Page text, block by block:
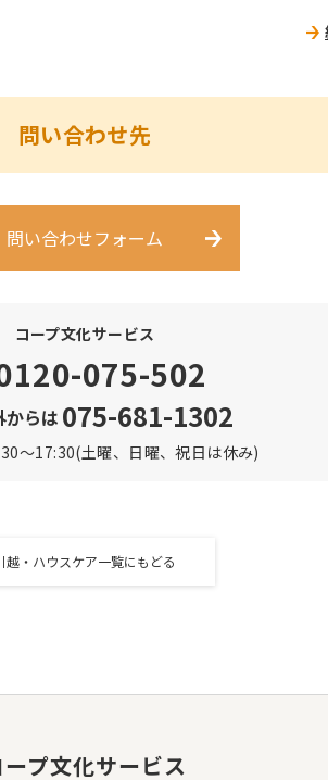
問い合わせ先
問い合わせフォーム
コープ文化サービス
075-502
からは 075-681-1302
～17:30(土曜、日曜、祝日は休み)
越・ハウスケア一覧にもどる
ープ文化サービス